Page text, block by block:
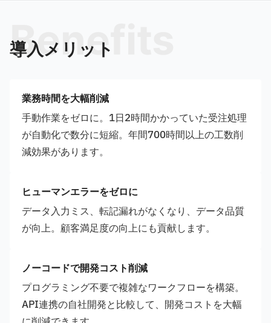
導入メリット
Benefits
業務時間を大幅削減
手動作業をゼロに。1日2時間かかっていた受注処理
が自動化で数分に短縮。年間700時間以上の工数削
減効果があります。
ヒューマンエラーをゼロに
データ入力ミス、転記漏れがなくなり、データ品質
が向上。顧客満足度の向上にも貢献します。
ノーコードで開発コスト削減
プログラミング不要で複雑なワークフローを構築。
API連携の自社開発と比較して、開発コストを大幅